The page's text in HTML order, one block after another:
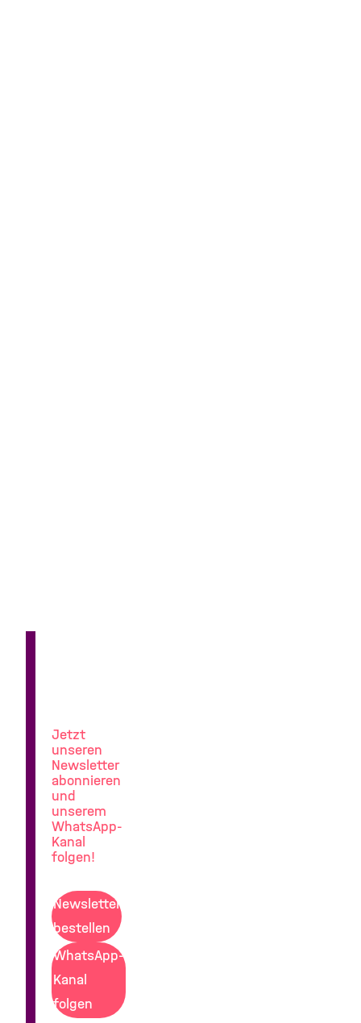
Jetzt
unseren
Newsletter
abonnieren
und
unserem
WhatsApp-
Kanal
folgen!
Newsletter
bestellen
WhatsApp-
Kanal
folgen